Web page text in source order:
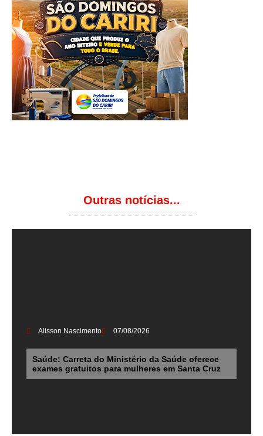
Outras notícias...
Alisson Nascimento 07/08/2026
Saúde: Carreta do Ministério da Saúde oferece
exames gratuitos para mulheres em Santa Cruz